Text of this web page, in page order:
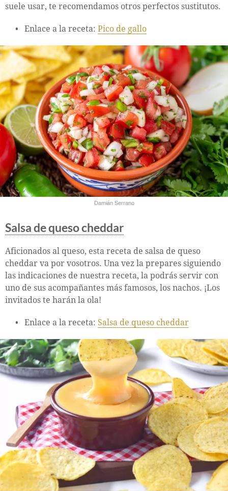
suele usar, te recomendamos otros perfectos sustitutos.
Enlace a la receta: Pico de gallo
Damián Serrano
Salsa de queso cheddar
Aficionados al queso, esta receta de salsa de queso
cheddar va por vosotros. Una vez la prepares siguiendo
las indicaciones de nuestra receta, la podrás servir con
uno de sus acompañantes más famosos, los nachos. ¡Los
invitados te harán la ola!
Enlace a la receta: Salsa de queso cheddar